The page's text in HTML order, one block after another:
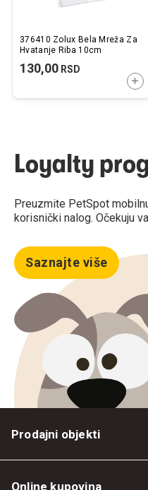
376410 Zolux Bela Mreža Za
Hvatanje Riba 10cm
130,00 RSD
Loyalty
Preuzmite PetSpot
korisnički nalog. Očekuju
Saznajte više
Prodajni objekti
Online kupovina